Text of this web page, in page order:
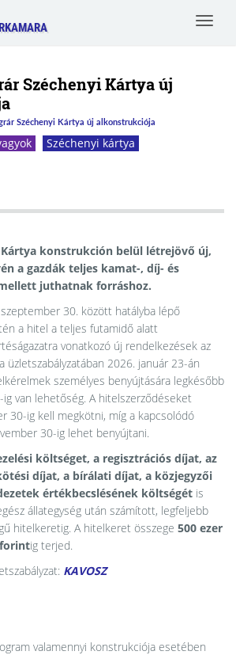
Toggle
Széchenyi Kártya új
Széchenyi Kártya új alkonstrukciója
Széchenyi kártya
Kártya konstrukción belül létrejövő új,
a gazdák teljes kamat-, díj- és
juthatnak forráshoz.
30. között hatályba lépő
a hitel a teljes futamidő alatt
vonatkozó új rendelkezések az
üzletszabályzatában 2026. január 23-án
személyes benyújtására legkésőbb
van lehetőség. A hitelszerződéseket
30-ig kell megkötni, míg a kapcsolódó
30-ig lehet benyújtani.
költséget, a regisztrációs díjat, az
díjat, a bírálati díjat, a közjegyzői
értékbecslésének költségét is
állategység után számított, legfeljebb
hitelkeretig. A hitelkeret összege 500 ezer
ig terjed.
KAVOSZ
valamennyi konstrukciója esetében